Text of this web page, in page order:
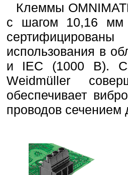
Клеммы
с шагом 10,16
использования в
и IEC (1000 В).
Weidmüller
обеспечивает
проводов сечением